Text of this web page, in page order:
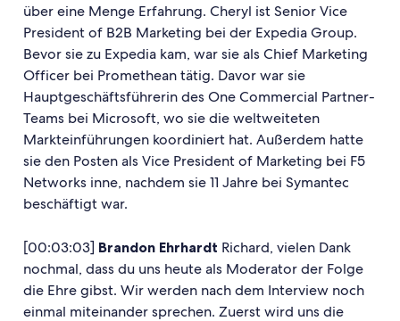
über eine Menge Erfahrung. Cheryl ist Senior Vice
President of B2B Marketing bei der Expedia Group.
Bevor sie zu Expedia kam, war sie als Chief Marketing
Officer bei Promethean tätig. Davor war sie
Hauptgeschäftsführerin des One Commercial Partner-
Teams bei Microsoft, wo sie die weltweiteten
Markteinführungen koordiniert hat. Außerdem hatte
sie den Posten als Vice President of Marketing bei F5
Networks inne, nachdem sie 11 Jahre bei Symantec
beschäftigt war.
[00:03:03] Brandon Ehrhardt Richard, vielen Dank
nochmal, dass du uns heute als Moderator der Folge
die Ehre gibst. Wir werden nach dem Interview noch
einmal miteinander sprechen. Zuerst wird uns die